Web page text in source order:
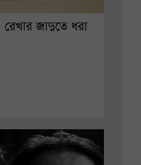
রেখার জাদুতে ধরা